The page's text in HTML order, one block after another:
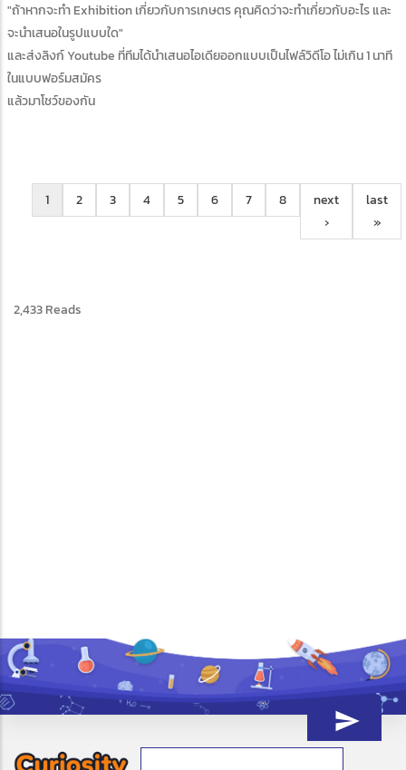
"ถ้าหากจะทำ Exhibition เกี่ยวกับการเกษตร คุณคิดว่าจะทำเกี่ยวกับอะไร และ
จะนำเสนอในรูปแบบใด"
และส่งลิงก์ Youtube ที่ทีมได้นำเสนอไอเดียออกแบบเป็นไฟล์วิดีโอ ไม่เกิน 1 นาที
ในแบบฟอร์มสมัคร
แล้วมาโชว์ของกัน
Pagination
Current
page
1
learning
center
2
learning
center
3
learning
center
4
learning
center
5
learning
center
6
learning
center
7
learning
center
8
Next
page
next
›
Last
page
last
»
2,433 Reads